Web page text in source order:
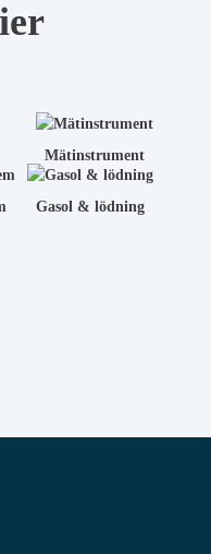
Mätinstrument
Gasol & lödning